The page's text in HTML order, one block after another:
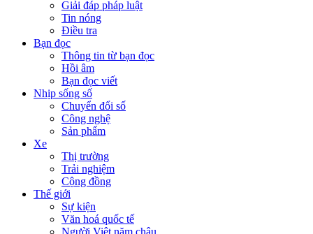
Giải đáp pháp luật
Tin nóng
Điều tra
Bạn đọc
Thông tin từ bạn đọc
Hồi âm
Bạn đọc viết
Nhịp sống số
Chuyển đổi số
Công nghệ
Sản phẩm
Xe
Thị trường
Trải nghiệm
Cộng đồng
Thế giới
Sự kiện
Văn hoá quốc tế
Người Việt năm châu